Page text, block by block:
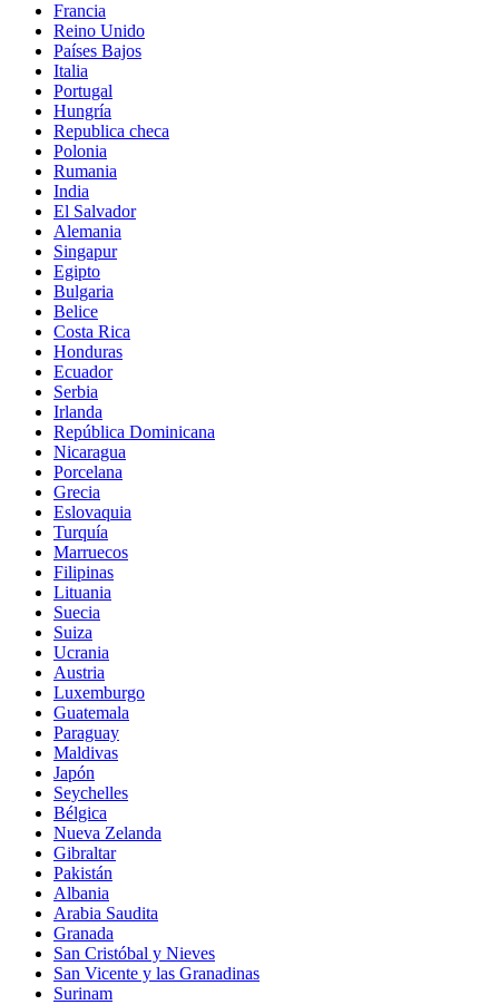
Francia
Reino Unido
Países Bajos
Italia
Portugal
Hungría
Republica checa
Polonia
Rumania
India
El Salvador
Alemania
Singapur
Egipto
Bulgaria
Belice
Costa Rica
Honduras
Ecuador
Serbia
Irlanda
República Dominicana
Nicaragua
Porcelana
Grecia
Eslovaquia
Turquía
Marruecos
Filipinas
Lituania
Suecia
Suiza
Ucrania
Austria
Luxemburgo
Guatemala
Paraguay
Maldivas
Japón
Seychelles
Bélgica
Nueva Zelanda
Gibraltar
Pakistán
Albania
Arabia Saudita
Granada
San Cristóbal y Nieves
San Vicente y las Granadinas
Surinam